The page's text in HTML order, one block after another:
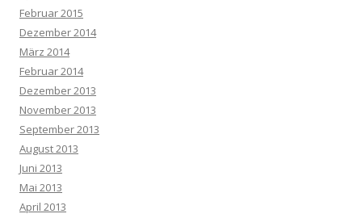
Februar 2015
Dezember 2014
März 2014
Februar 2014
Dezember 2013
November 2013
September 2013
August 2013
Juni 2013
Mai 2013
April 2013